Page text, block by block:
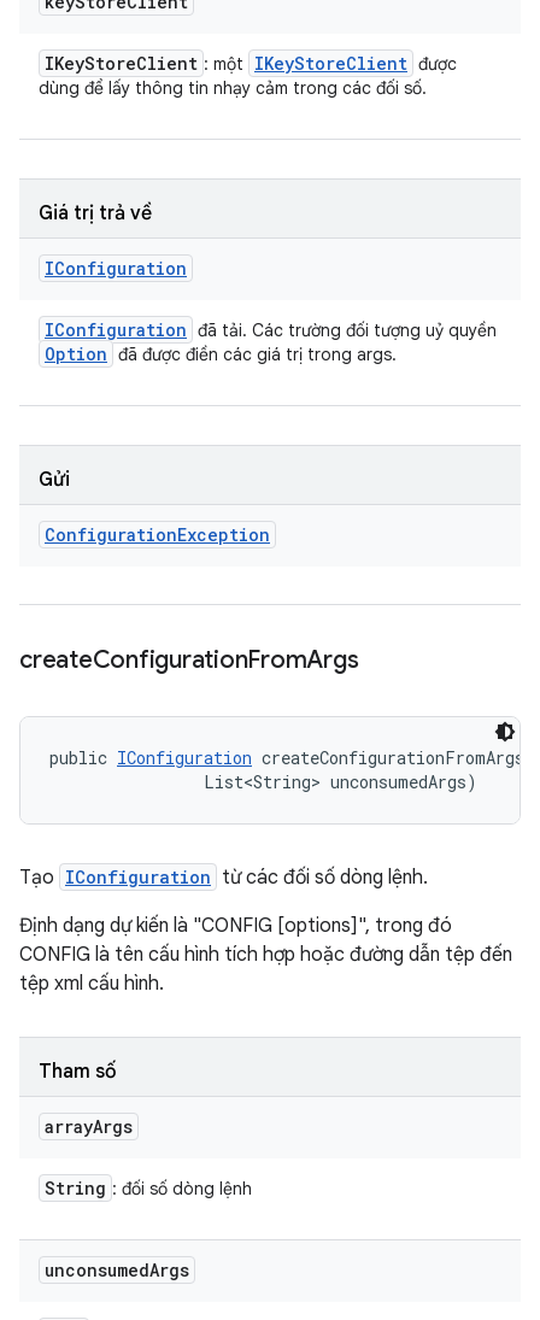
IKeyStoreClient : một IKeyStoreClient được
dùng để lấy thông tin nhạy cảm trong các đối số.
Giá trị trả về
IConfiguration
IConfiguration đã tải. Các trường đối tượng uỷ quyền
Option đã được điền các giá trị trong args.
Gửi
ConfigurationException
createConfigurationFromArgs
public IConfiguration
                List<String> unconsumedArgs)
Tạo IConfiguration từ các đối số dòng lệnh.
Định dạng dự kiến là "CONFIG [options]", trong đó
CONFIG là tên cấu hình tích hợp hoặc đường dẫn tệp đến
tệp xml cấu hình.
Tham số
arrayArgs
String : đối số dòng lệnh
unconsumedArgs